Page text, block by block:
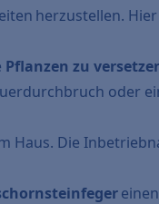
herzustellen.
Pflanzen zu
oder
Haus. Die